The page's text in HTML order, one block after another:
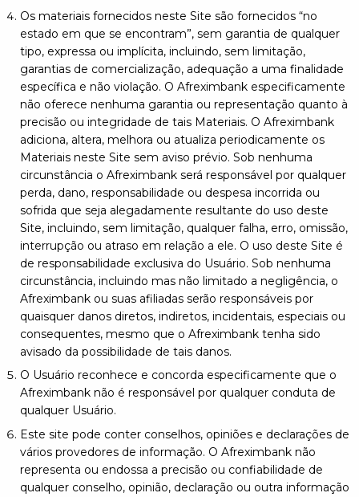
Os materiais fornecidos neste Site são fornecidos “no
estado em que se encontram”, sem garantia de qualquer
tipo, expressa ou implícita, incluindo, sem limitação,
garantias de comercialização, adequação a uma finalidade
específica e não violação. O Afreximbank especificamente
não oferece nenhuma garantia ou representação quanto à
precisão ou integridade de tais Materiais. O Afreximbank
adiciona, altera, melhora ou atualiza periodicamente os
Materiais neste Site sem aviso prévio. Sob nenhuma
circunstância o Afreximbank será responsável por qualquer
perda, dano, responsabilidade ou despesa incorrida ou
sofrida que seja alegadamente resultante do uso deste
Site, incluindo, sem limitação, qualquer falha, erro, omissão,
interrupção ou atraso em relação a ele. O uso deste Site é
de responsabilidade exclusiva do Usuário. Sob nenhuma
circunstância, incluindo mas não limitado a negligência, o
Afreximbank ou suas afiliadas serão responsáveis ​​por
quaisquer danos diretos, indiretos, incidentais, especiais ou
consequentes, mesmo que o Afreximbank tenha sido
avisado da possibilidade de tais danos.
O Usuário reconhece e concorda especificamente que o
Afreximbank não é responsável por qualquer conduta de
qualquer Usuário.
Este site pode conter conselhos, opiniões e declarações de
vários provedores de informação. O Afreximbank não
representa ou endossa a precisão ou confiabilidade de
qualquer conselho, opinião, declaração ou outra informação